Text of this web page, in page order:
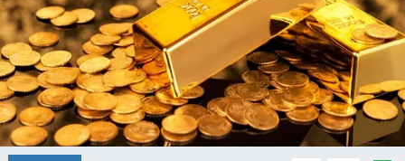
EĞİTİM
EKONOMİ
Erdek